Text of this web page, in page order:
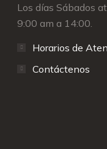
Los días Sábados
9:00 am a 14:00.
Horarios de
Contáctenos